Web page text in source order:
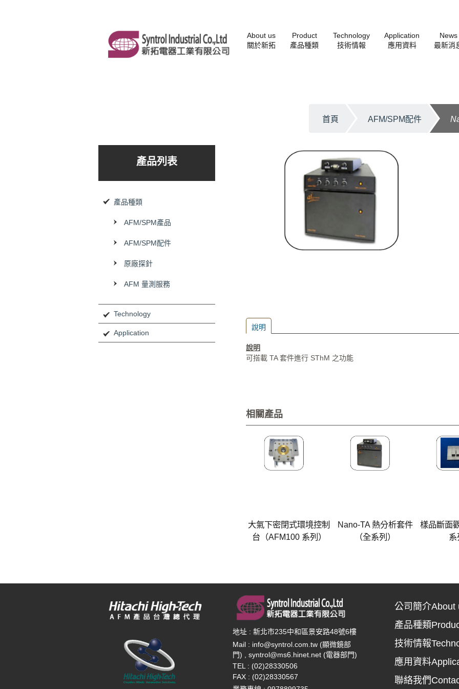
About us
關於新拓
Product
產品種類
Technology
技術情報
Application
應用資料
News
最新消
首頁 AFM/SPM配件
說明
說明
可搭載 TA 套件進行 SThM 之功能
相關產品
大氣下密閉式環境控制
台（AFM100 系列）
Nano-TA 熱分析套件
（全系列）
樣品斷面
系
產品列表
產品種類
AFM/SPM產品
AFM/SPM配件
原廠探針
AFM 量測服務
Technology
Application
地址 : 新北市235中和區景安路48號6樓
Mail : info@syntrol.com.tw (顯微鏡部
門) , syntrol@ms6.hinet.net (電器部門)
TEL : (02)28330506
FAX : (02)28330567
公司簡介About
產品種類
技術情報
應用資料
聯絡我們